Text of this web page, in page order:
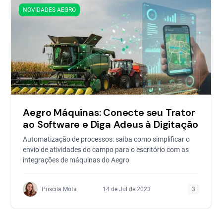
NOVIDADES AEGRO
Aegro Máquinas: Conecte seu Trator
ao Software e Diga Adeus à Digitação
Automatização de processos: saiba como simplificar o
envio de atividades do campo para o escritório com as
integrações de máquinas do Aegro
Priscila Mota 14 de Jul de 2023 3